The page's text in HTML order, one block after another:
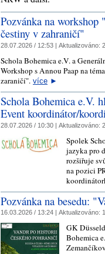
Pozvánka na
čestiny v zahraničí"
28.07.2026 / 12:53 | Aktualizováno:
Schola Bohemica e.V. a
Workshop s Annou Paap na
zaraničí". více ►
Schola Bohemica e.V.
Event koordinátor/
28.07.2026 / 10:30 | Aktualizováno:
Spolek
jazyka pro
rozšiřuje
na pozici
Pozvánka na besedu:
16.03.2026 / 13:24 | Aktualizováno:
GK
Bohemica